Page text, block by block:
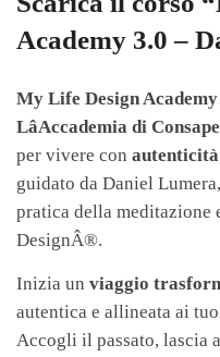
Academy 3.0 –
My Life Design Academy
LâAccademia di
per vivere con autenticità
guidato da Daniel
pratica della meditazione
DesignÂ®.
Inizia un viaggio
autentica e allineata ai
Accogli il passato, lascia